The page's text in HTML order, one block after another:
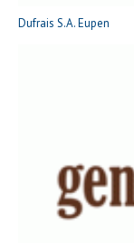
Dufrais S.A. Eupen